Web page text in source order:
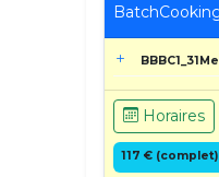
Horaires
117 € (complet)